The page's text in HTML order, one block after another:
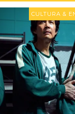
CULTURA &